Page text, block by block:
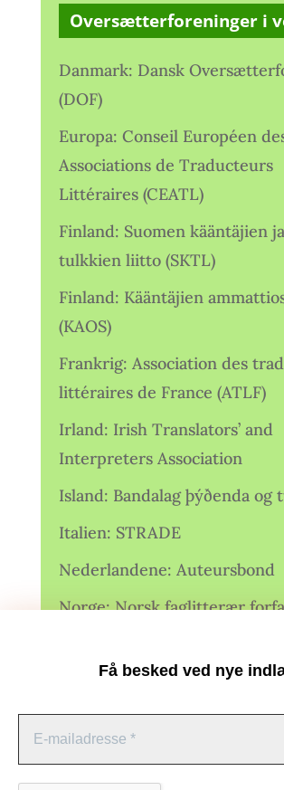
Administrer samtykke
Få besked ved nye
Oversætterforeninger i
Danmark: Dansk
(DOF)
Europa: Conseil Européen
Associations de Traducteurs
Littéraires (CEATL)
Finland: Suomen kääntäjien ja
tulkkien liitto (SKTL)
Finland: Kääntäjien
(KAOS)
Frankrig: Association des
littéraires de France (ATLF)
Irland: Irish Translators’ and
Interpreters Association
Island: Bandalag þýðenda og
Italien: STRADE
Nederlandene: Auteursbond
Norge: Norsk faglitterær
Norge: Norsk
Polen: Stowarzyszenie
Literatury